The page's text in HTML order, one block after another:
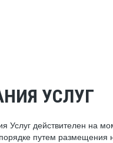
УСЛУГ
Услуг действителен на
путем размещения